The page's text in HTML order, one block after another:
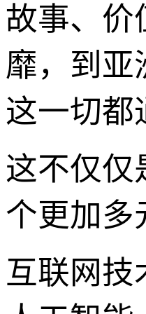
故事、价
靡，到亚
这一切都
这不仅仅
个更加多
互联网技